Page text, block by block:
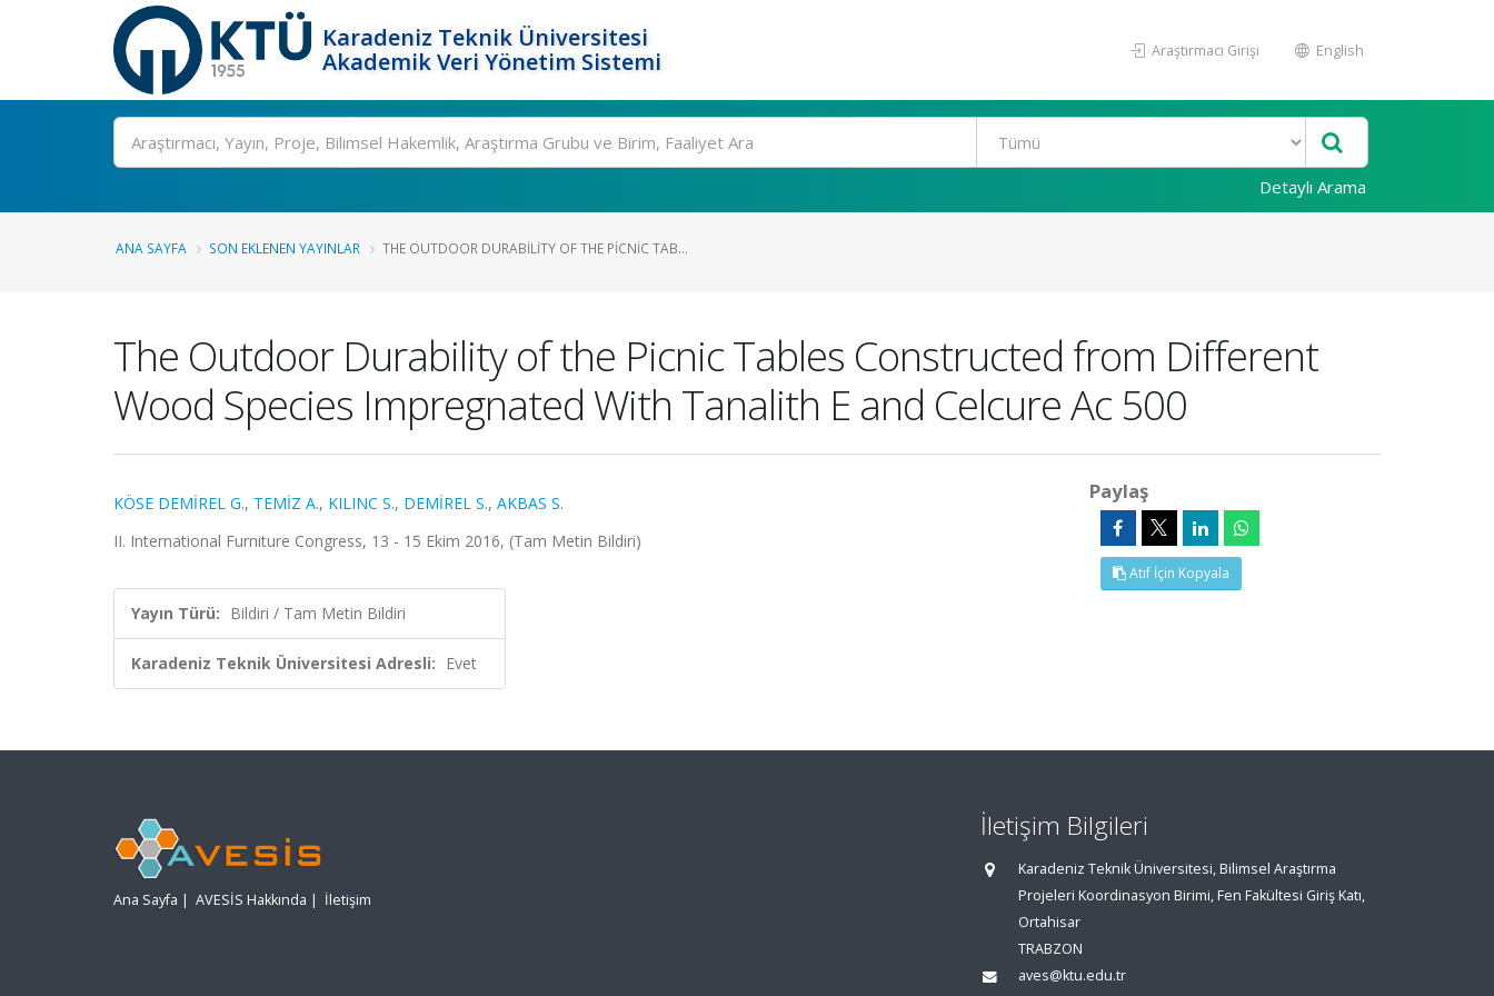
Karadeniz Teknik Üniversitesi
Akademik Veri Yönetim Sistemi
Araştırmacı Girişi English
Ara
Detaylı Arama
ANA SAYFA SON EKLENEN YAYINLAR THE OUTDOOR DURABILITY OF THE PICNIC TAB...
The Outdoor Durability of the Picnic Tables Constructed from Different
Wood Species Impregnated With Tanalith E and Celcure Ac 500
KÖSE DEMİREL G., TEMİZ A., KILINC S., DEMİREL S., AKBAS S.
II. International Furniture Congress, 13 - 15 Ekim 2016, (Tam Metin Bildiri)
Yayın Türü: Bildiri / Tam Metin Bildiri
Karadeniz Teknik Üniversitesi Adresli: Evet
Paylaş
Atıf İçin Kopyala
Ana Sayfa | AVESİS Hakkında | İletişim
İletişim Bilgileri
Karadeniz Teknik Üniversitesi, Bilimsel Araştırma
Projeleri Koordinasyon Birimi, Fen Fakültesi Giriş Katı,
Ortahisar
TRABZON
aves@ktu.edu.tr